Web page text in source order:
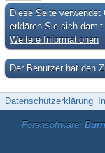
Diese Seite
erklären Sie sich
Weitere Informationen
Der Benutzer hat den
Datenschutzerklärung
Forensoftware: